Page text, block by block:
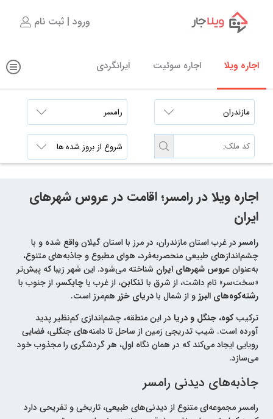
اجاره ویلا اجاره سوئیت ایرانگردی
ورود | ثبت نام
اجاره ویلا در رامسر؛ اقامت در عروس شهرهای
ایران
رامسر در غرب استان مازندران، در مرز با استان گیلان واقع شده و با
چشم‌اندازهای طبیعی منحصربه‌فرد، هوای مطبوع و جاذبه‌های متنوع،
به‌عنوانعروس شهرهای ایران شناخته می‌شود. این شهر زیبا که پیش‌تر
«سخت‌سر» نام داشت، از شرق با تنکابن، از غرب باچابکسر، از جنوب با
رشته‌کوه‌های البرز و از شمال بادریای خزر هم‌مرز است.
ترکیبکوه، جنگل و دریا در این منطقه، چشم‌اندازی کم‌نظیر پدید
آورده است. شیب تدریجی زمین از ساحل تا دامنه‌های جنگلی، فضایی
رویایی ایجاد می‌کند که در همان نگاه اول، هر گردشگری را مجذوب خود
می‌سازد.
جاذبه‌های دیدنی رامسر
رامسر مجموعه‌ای متنوع از دیدنی‌های طبیعی، تاریخی و تفریحی دارد